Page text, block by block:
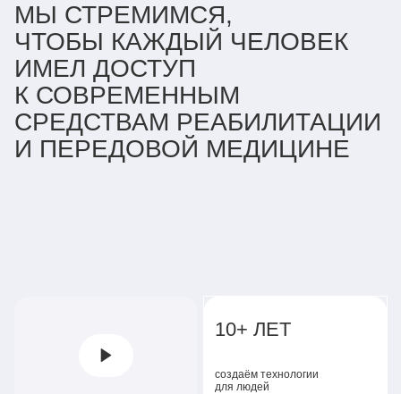
МЫ СТРЕМИМСЯ,
ЧТОБЫ КАЖДЫЙ ЧЕЛОВЕК
ИМЕЛ ДОСТУП
К СОВРЕМЕННЫМ
СРЕДСТВАМ РЕАБИЛИТАЦИИ
И ПЕРЕДОВОЙ МЕДИЦИНЕ
10+ ЛЕТ
создаём технологии
для людей